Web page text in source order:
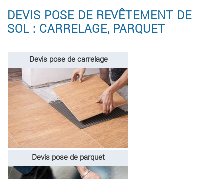
DEVIS POSE DE REVÊTEMENT DE
SOL : CARRELAGE, PARQUET
Devis pose de carrelage
Devis pose de parquet